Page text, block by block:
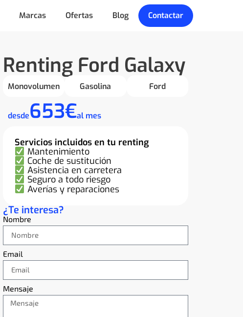
Marcas Ofertas Blog Contactar
Renting Ford Galaxy
Monovolumen Gasolina Ford
desde653€al mes
Servicios incluidos en tu renting
Mantenimiento
Coche de sustitución
Asistencia en carretera
Seguro a todo riesgo
Averías y reparaciones
¿Te interesa?
Nombre
Email
Mensaje